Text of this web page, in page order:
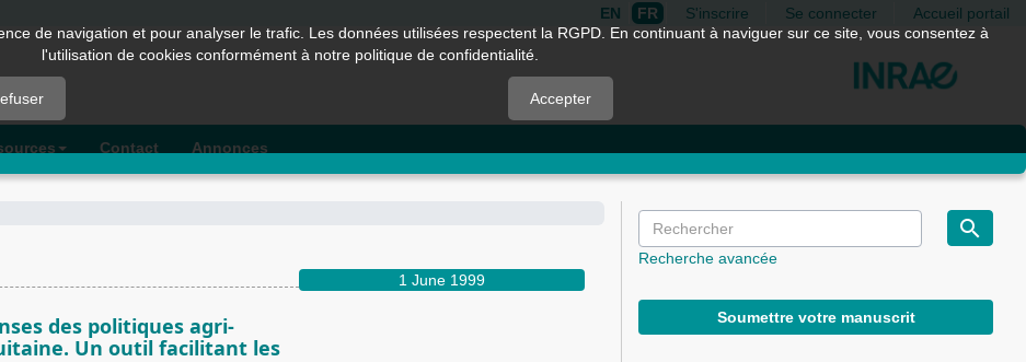
EN FR S'inscrire Se connecter Accueil portail
Contact Annonces
1 June 1999
des politiques agri-
Un outil facilitant les
Recherche avancée
Soumettre votre manuscrit
de navigation et pour analyser le trafic. Les données utilisées respectent la RGPD. En continuant à naviguer sur ce site, vous consentez à
l'utilisation de cookies conformément à notre politique de confidentialité.
Accepter